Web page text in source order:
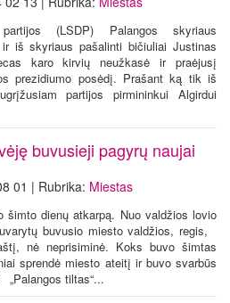
(LSDP) Palangos skyriaus
iš skyriaus pašalinti bičiuliai Justinas
karo kirvių neužkasė ir praėjusį
prezidiumo posėdį. Prašant ką tik iš
partijos pirmininkui Algirdui
buvusieji pagyrų naujai
01 | Rubrika: Miestas
šimto dienų atkarpą. Nuo valdžios lovio
buvusio miesto valdžios, regis,
nė neprisiminė. Koks buvo šimtas
sprendė miesto ateitį ir buvo svarbūs
tiltas“...